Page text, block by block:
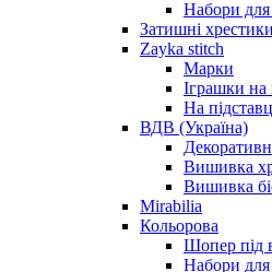
Набори
Затишні
Zayka stitch
Марки
Іграшки на
На
ВДВ (Україна)
Вишивка
Вишивка
Mirabilia
Кольорова
Шопер під
Набори